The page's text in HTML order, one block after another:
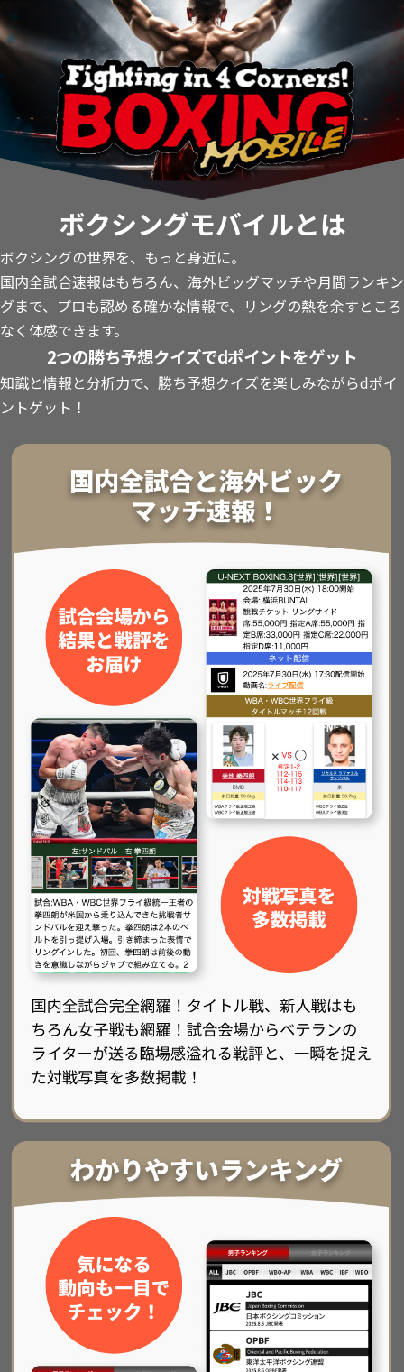
ボクシングモバイルとは
ボクシングの世界を、もっと身近に。
国内全試合速報はもちろん、海外ビッグマッチや月間ランキン
グまで、プロも認める確かな情報で、リングの熱を余すところ
なく体感できます。
2つの勝ち予想クイズでdポイントをゲット
知識と情報と分析力で、勝ち予想クイズを楽しみながらdポイ
ントゲット！